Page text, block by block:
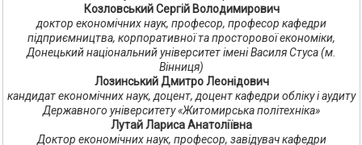
Козловський Сергій Володимирович
доктор економічних наук, професор, професор кафедри
підприємництва, корпоративної та просторової економіки,
Донецький національний університет імені Василя Стуса (м.
Вінниця)
Лозинський Дмитро Леонідович
кандидат економічних наук, доцент, доцент кафедри обліку і аудиту
Державного університету «Житомирська політехніка»
Лутай Лариса Анатоліївна
Доктор економічних наук, професор, завідувач кафедри